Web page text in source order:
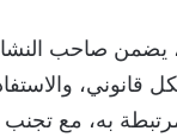
يضمن صاحب
قانوني،
به، مع